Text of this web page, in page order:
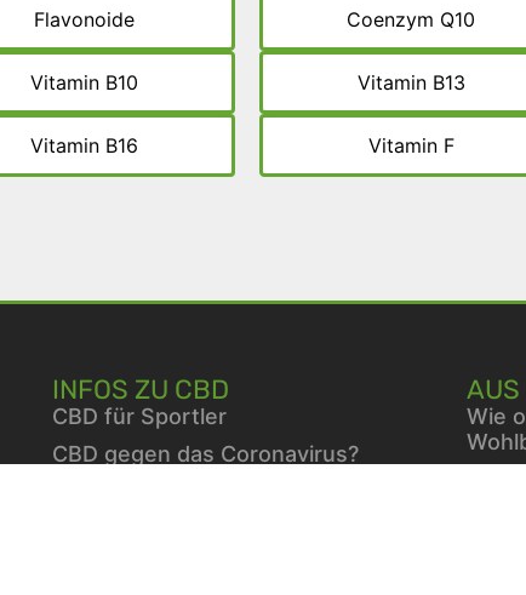
Flavonoide
Vitamin B10
Vitamin B16
Coenzym Q10
Vitamin B13
Vitamin F
INFOS ZU CBD
CBD für Sportler
CBD gegen das Coronavirus?
AUS
Wie